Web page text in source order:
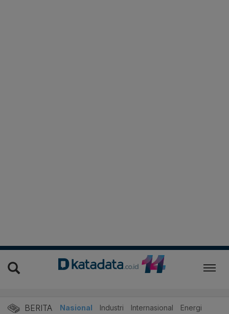
BERITA Nasional Industri Internasional Energi